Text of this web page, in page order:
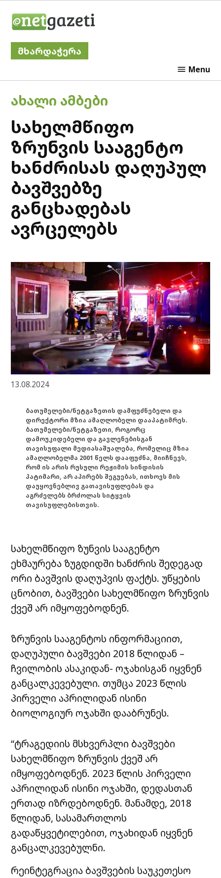
მხარდაჭერა
Menu
POSTED
IN
ᲐᲮᲐᲚᲘ ᲐᲛᲑᲔᲑᲘ
სახელმწიფო
ზრუნვის სააგენტო
ხანძრისას დაღუპულ
ბავშვებზე
განცხადებას
ავრცელებს
13.08.2024
ბათუმელები/ნეტგაზეთის დამფუძნებელი და
დირექტორი მზია ამაღლობელი დააპატიმრეს.
ბათუმელები/ნეტგაზეთი, როგორც
დამოუკიდებელი და გავლენებისგან
თავისუფალი მედიასაშუალება, რომელიც მზია
ამაღლობელმა 2001 წელს დააფუძნა, მიიჩნევს,
რომ ის არის რუსული რეჟიმის სინდისის
პატიმარი, არ აპირებს შეგუებას, ითხოვს მის
დაუყოვნებლივ გათავისუფლებას და
აგრძელებს ბრძოლას სიტყვის
თავისუფლებისთვის.
სახელმწიფო ზუნვის სააგენტო
ეხმაურება ზუგდიდში ხანძრის შედეგად
ორი ბავშვის დაღუპვის ფაქტს. უწყების
ცნობით, ბავშვები სახელმწიფო ზრუნვის
ქვეშ არ იმყოფებოდნენ.
ზრუნვის სააგენტოს ინფორმაციით,
დაღუპული ბავშვები 2018 წლიდან –
ჩვილობის ასაკიდან- ოჯახისგან იყვნენ
განცალკევებული. თუმცა 2023 წლის
პირველი აპრილიდან ისინი
ბიოლოგიურ ოჯახში დააბრუნეს.
“ტრაგედიის მსხვერპლი ბავშვები
სახელმწიფო ზრუნვის ქვეშ არ
იმყოფებოდნენ. 2023 წლის პირველი
აპრილიდან ისინი ოჯახში, დედასთან
ერთად იზრდებოდნენ. მანამდე, 2018
წლიდან, სასამართლოს
გადაწყვეტილებით, ოჯახიდან იყვნენ
განცალკევებულნი.
რეინტეგრაცია ბავშვების საუკეთესო